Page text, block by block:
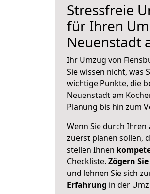
Stressfreie
für Ihren
Neuenstadt
Ihr Umzug von
Sie wissen nicht, was
wichtige Punkte, die
Neuenstadt am
Planung bis hin zum
Wenn Sie durch
zuerst planen sollen,
stellen Ihnen
Checkliste. Zögern
und lehnen Sie sich
Erfahrung in der